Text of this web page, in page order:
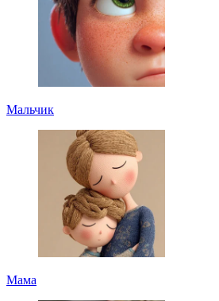
Мальчик
Мама